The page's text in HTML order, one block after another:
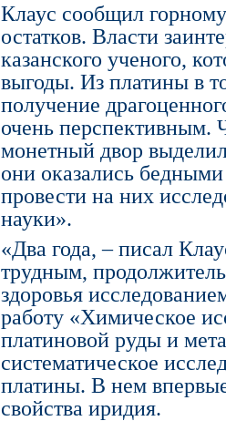
Клаус сообщил горному
остатков. Власти
казанского ученого,
выгоды. Из платины в
получение
очень перспективным.
монетный двор
они оказались
провести на них
науки».
«Два года, – писал
трудным,
здоровья
работу «Химическое
платиновой руды и
систематическое
платины. В нем
свойства иридия.